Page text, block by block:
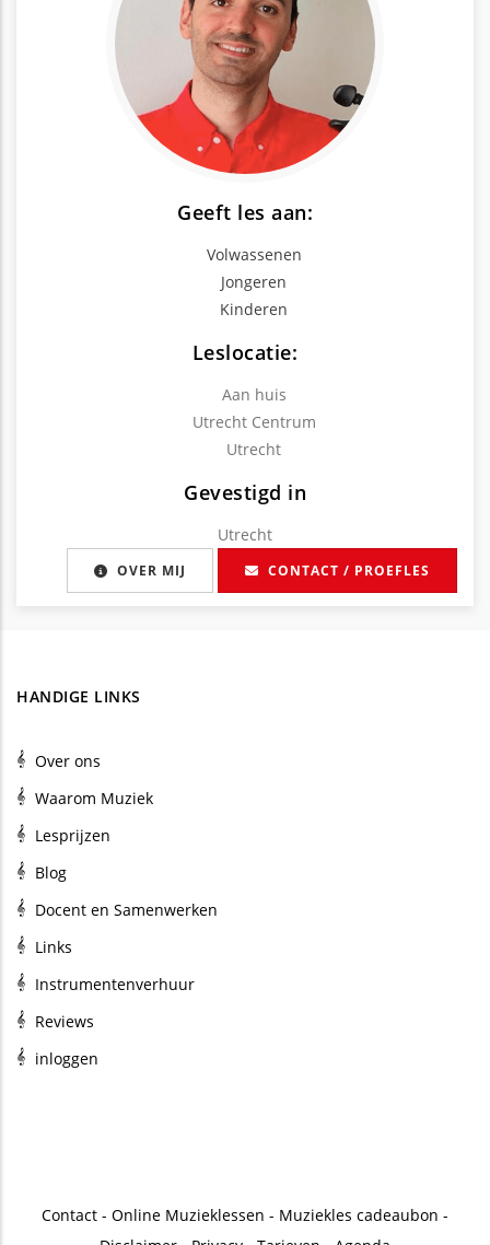
Geeft les aan:
Volwassenen
Jongeren
Kinderen
Leslocatie:
Aan huis
Utrecht Centrum
Utrecht
Gevestigd in
Utrecht
OVER MIJ CONTACT / PROEFLES
HANDIGE LINKS
Over ons
Waarom Muziek
Lesprijzen
Blog
Docent en Samenwerken
Links
Instrumentenverhuur
Reviews
inloggen
Contact - Online Muzieklessen - Muziekles cadeaubon -